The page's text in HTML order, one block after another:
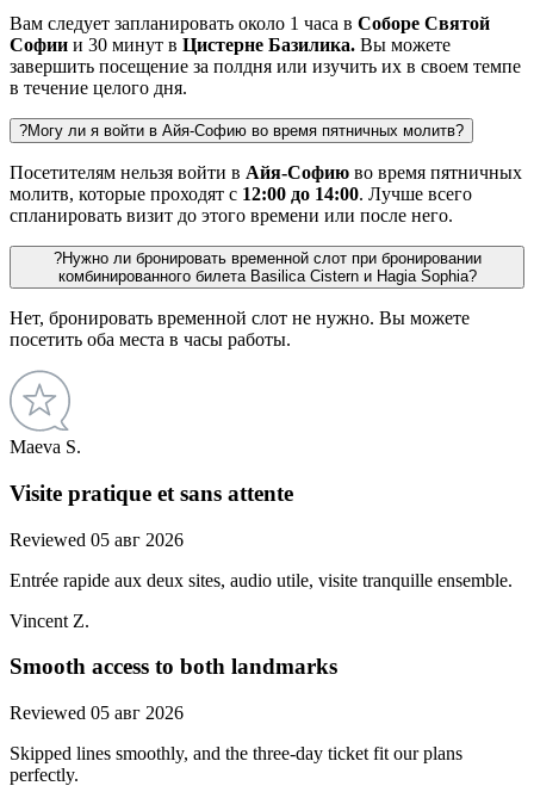
Вам следует запланировать около 1 часа в Соборе Святой
Софии и 30 минут в Цистерне Базилика. Вы можете
завершить посещение за полдня или изучить их в своем темпе
в течение целого дня.
?Могу ли я войти в Айя-Софию во время пятничных молитв?
Посетителям нельзя войти в Айя-Софию во время пятничных
молитв, которые проходят с 12:00 до 14:00. Лучше всего
спланировать визит до этого времени или после него.
?Нужно ли бронировать временной слот при бронировании
комбинированного билета Basilica Cistern и Hagia Sophia?
Нет, бронировать временной слот не нужно. Вы можете
посетить оба места в часы работы.
Maeva S.
Visite pratique et sans attente
Reviewed 05 авг 2026
Entrée rapide aux deux sites, audio utile, visite tranquille ensemble.
Vincent Z.
Smooth access to both landmarks
Reviewed 05 авг 2026
Skipped lines smoothly, and the three-day ticket fit our plans
perfectly.